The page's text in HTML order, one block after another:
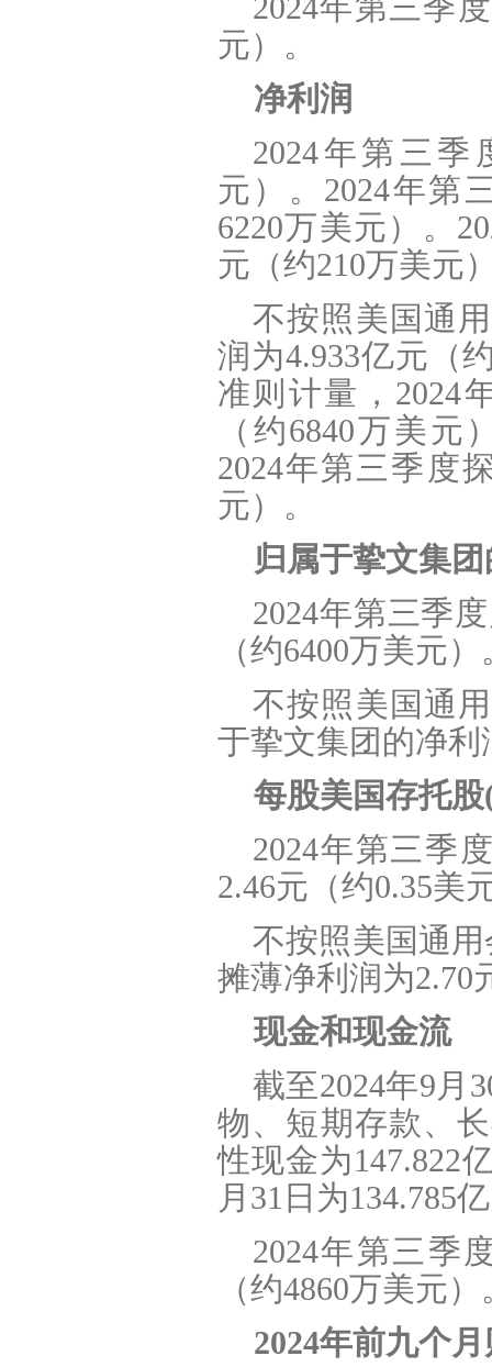
元）。
净利润
2024年第三季
元）。2024年第
6220万美元）。
元（约210万美元
不按照美国通
润为4.933亿元（
准则计量，2024
（约6840万美
2024年第三季度
元）。
归属于挚文集
2024年第三季
（约6400万美元）
不按照美国通
于挚文集团的净利
每股美国存托
2024年第三季
2.46元（约0.35美
不按照美国通
摊薄净利润为2.70
现金和现金流
截至2024年9月
物、短期存款、
性现金为147.822
月31日为134.785
2024年第三季
（约4860万美元）
2024年前九个